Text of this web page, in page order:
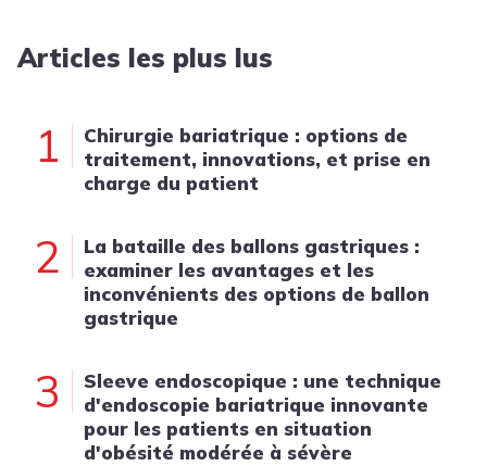
Articles les plus lus
1
Chirurgie bariatrique : options de
traitement, innovations, et prise en
charge du patient
2
La bataille des ballons gastriques :
examiner les avantages et les
inconvénients des options de ballon
gastrique
3
Sleeve endoscopique : une technique
d'endoscopie bariatrique innovante
pour les patients en situation
d'obésité modérée à sévère